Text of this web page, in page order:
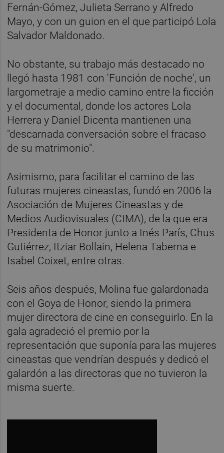
Fernán-Gómez, Julieta Serrano y Alfredo
Mayo, y con un guion en el que participó Lola
Salvador Maldonado.
No obstante, su trabajo más destacado no
llegó hasta 1981 con 'Función de noche', un
largometraje a medio camino entre la ficción
y el documental, donde los actores Lola
Herrera y Daniel Dicenta mantienen una
"descarnada conversación sobre el fracaso
de su matrimonio".
Asimismo, para facilitar el camino de las
futuras mujeres cineastas, fundó en 2006 la
Asociación de Mujeres Cineastas y de
Medios Audiovisuales (CIMA), de la que era
Presidenta de Honor junto a Inés París, Chus
Gutiérrez, Itziar Bollain, Helena Taberna e
Isabel Coixet, entre otras.
Seis años después, Molina fue galardonada
con el Goya de Honor, siendo la primera
mujer directora de cine en conseguirlo. En la
gala agradeció el premio por la
representación que suponía para las mujeres
cineastas que vendrían después y dedicó el
galardón a las directoras que no tuvieron la
misma suerte.